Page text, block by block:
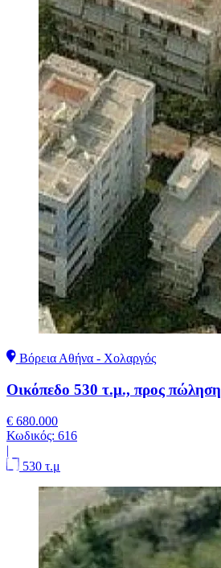
Βόρεια Αθήνα - Χολαργός
Οικόπεδο 530 τ.μ., προς πώληση
€ 680.000
Κωδικός: 616
|
530 τ.μ